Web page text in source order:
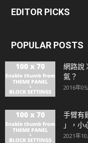
EDITOR PICKS
POPULAR POSTS
網路說
氣？
2016年05
手臂有
」，小
2021年10